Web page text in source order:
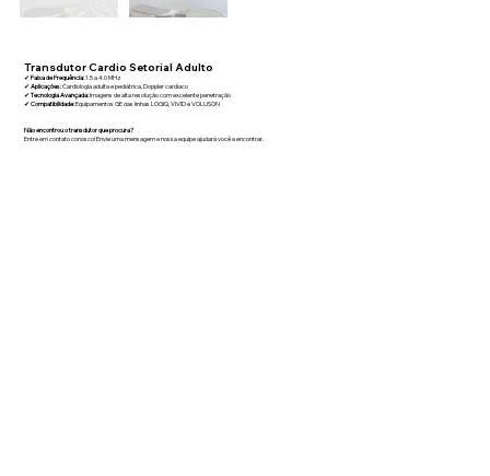
Transdutor Cardio Setorial Adulto
✔Faixa de Frequência:1.5 a 4.0 MHz
✔Aplicações:Cardiologia adulta e pediátrica, Doppler cardíaco
✔Tecnologia Avançada:Imagens de alta resolução com excelente penetração
✔Compatibilidade:Equipamentos GE das linhas LOGIQ, VIVID e VOLUSON
Não encontrou o transdutor que procura?
Entre em contato conosco! Envie uma mensagem e nossa equipe ajudará você a encontrar.